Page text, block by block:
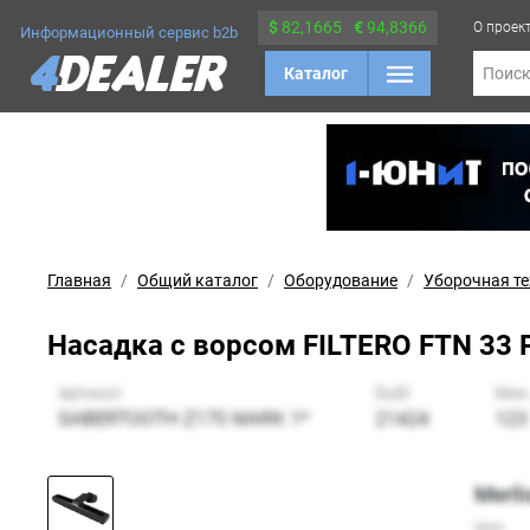
Информационный сервис b2b $ 82,1665 €94,8366
Каталог
О
Поиск
Главная Общий каталог Оборудование Уборочная
Насадка с ворсом FILTERO FTN